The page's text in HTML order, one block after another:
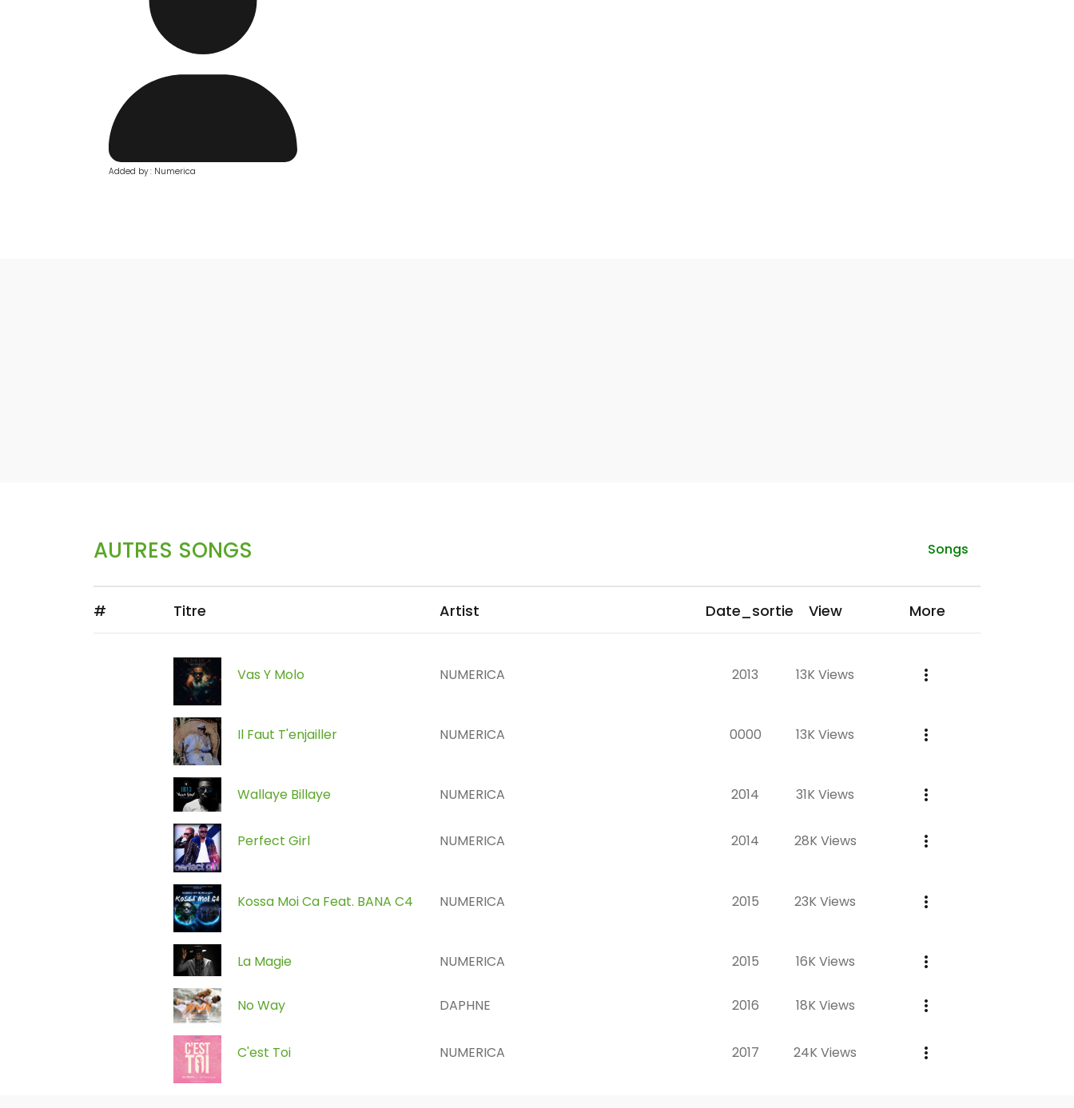
Added by : Numerica
AUTRES SONGS Songs
# Titre Artist Date_sortie View More
Vas Y Molo NUMERICA 2013 13K Views
Il Faut T'enjailler NUMERICA 0000 13K Views
Wallaye Billaye NUMERICA 2014 31K Views
Perfect Girl NUMERICA 2014 28K Views
Kossa Moi Ca Feat. BANA C4 NUMERICA 2015 23K Views
La Magie NUMERICA 2015 16K Views
No Way DAPHNE 2016 18K Views
C'est Toi NUMERICA 2017 24K Views